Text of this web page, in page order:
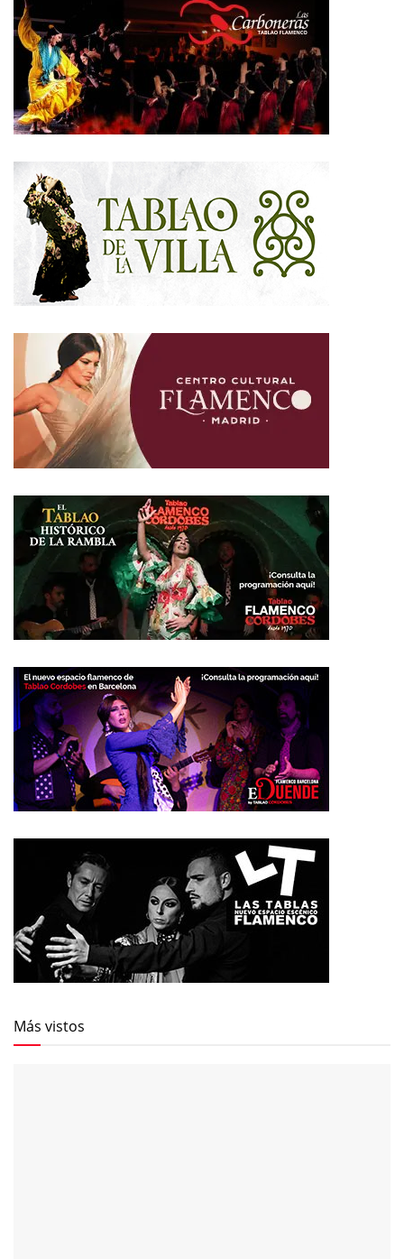
Más vistos